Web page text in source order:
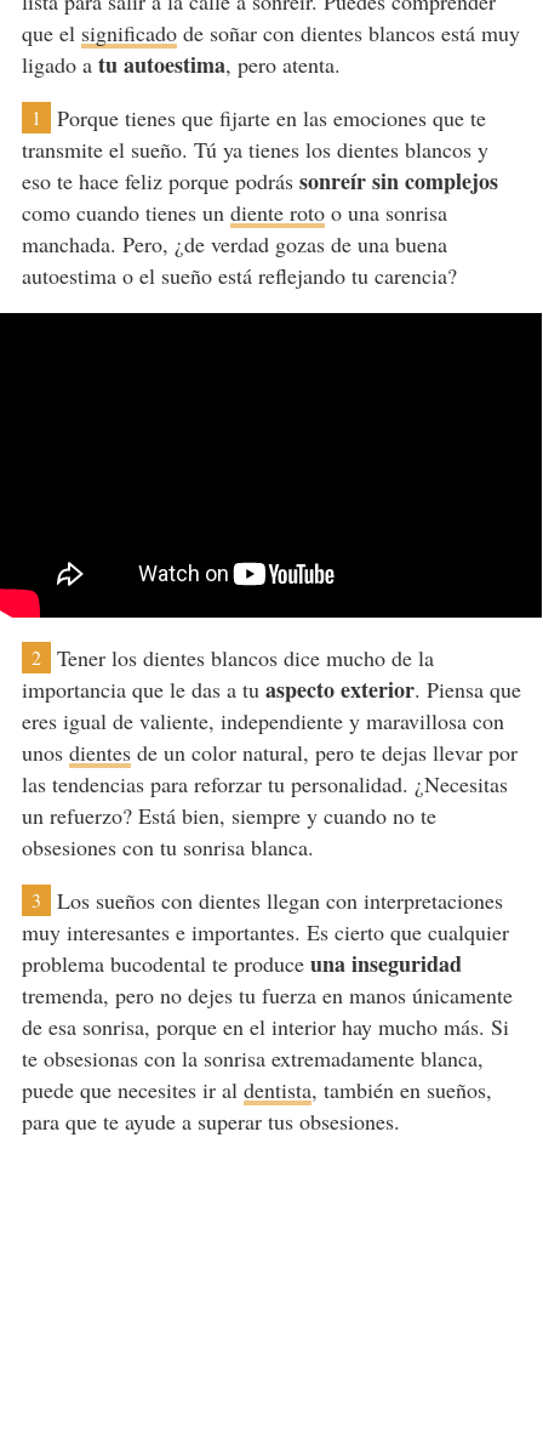
que el significadode soñar con dientes blancos está muy
ligado a tu autoestima, pero atenta.
1
Porque tienes que fijarte en las emociones que te
transmite el sueño. Tú ya tienes los dientes blancos y
eso te hace feliz porque podrás sonreír sin complejos
como cuando tienes un diente rotoo una sonrisa
manchada. Pero, ¿de verdad gozas de una buena
autoestima o el sueño está reflejando tu carencia?
2
Tener los dientes blancos dice mucho de la
importancia que le das a tu aspecto exterior. Piensa que
eres igual de valiente, independiente y maravillosa con
unos dientesde un color natural, pero te dejas llevar por
las tendencias para reforzar tu personalidad. ¿Necesitas
un refuerzo? Está bien, siempre y cuando no te
obsesiones con tu sonrisa blanca.
3
Los sueños con dientes llegan con interpretaciones
muy interesantes e importantes. Es cierto que cualquier
problema bucodental te produce una inseguridad
tremenda, pero no dejes tu fuerza en manos únicamente
de esa sonrisa, porque en el interior hay mucho más. Si
te obsesionas con la sonrisa extremadamente blanca,
puede que necesites ir al dentista, también en sueños,
para que te ayude a superar tus obsesiones.